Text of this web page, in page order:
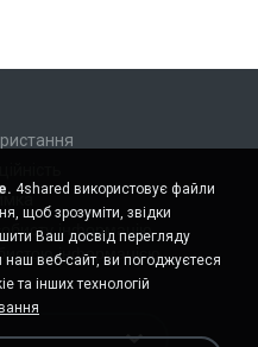
інформацію
інформацією
4shared використовує файли
щоб зрозуміти, звідки
Ваш досвід перегляду
веб-сайт, ви погоджуєтеся
та інших технологій